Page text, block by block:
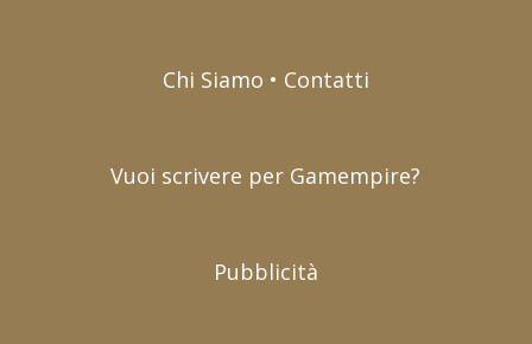
Chi Siamo • Contatti
Vuoi scrivere per Gamempire?
Pubblicità